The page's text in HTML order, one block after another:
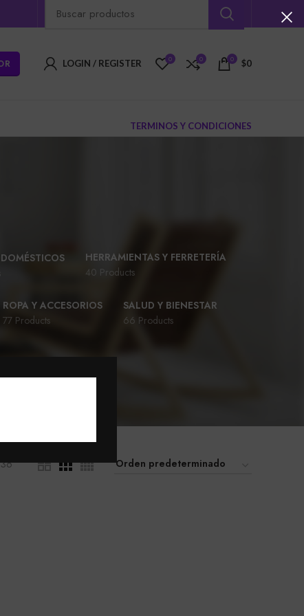
LOGIN / REGISTER 0 0 0 $0
TERMINOS Y CONDICIONES
HERRAMIENTAS Y FERRETERÍA
40 Products
ROPA Y ACCESORIOS
77 Products
SALUD Y BIENESTAR
66 Products
36